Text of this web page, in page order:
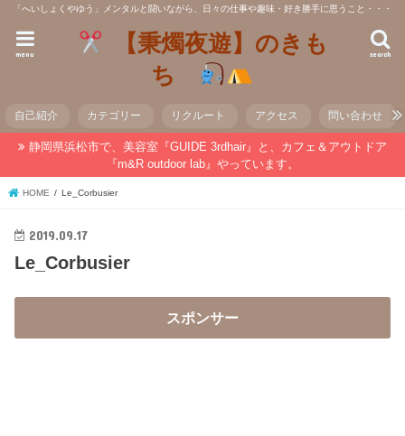
「へいしょくやゆう」メンタルと闘いながら、日々の仕事や趣味・好き勝手に思うこと・・・
【秉燭夜遊】のきも
ち
search
menu
自己紹介 カテゴリー リクルート アクセス 問い合わせ
静岡県浜松市で、美容室『GUIDE 3rdhair』と、カフェ＆アウトドア
『m&R outdoor lab』やっています。
HOME Le_Corbusier
2019.09.17
Le_Corbusier
スポンサー